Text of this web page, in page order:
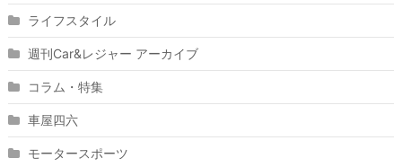
ライフスタイル
週刊Car&レジャー アーカイブ
コラム・特集
車屋四六
モータースポーツ